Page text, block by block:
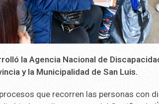
la Agencia Nacional de
y la Municipalidad de San Luis.
que recorren las personas con